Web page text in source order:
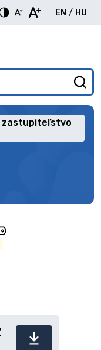
EN
English
/ HU
zastupiteľstvo